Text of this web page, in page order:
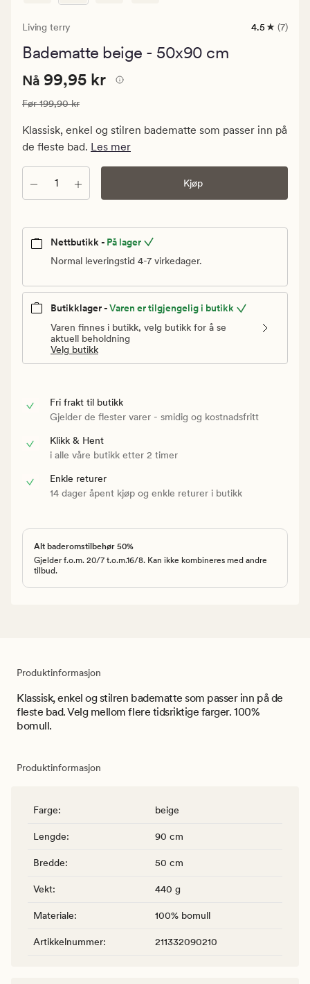
Living terry
7
4.5 (7)
Badematte beige - 50x90 cm
Nåværende
99,95
kr.
Vanlig
Nåværende pris
Nå 99,95 kr
Vanlig pris 199,90 kr
Før199,90 kr
Klassisk, enkel og stilren badematte som passer inn på
de fleste bad. Les mer
Antall Kjøp
Nettbutikk - På lager
Normal leveringstid 4-7 virkedager.
Butikklager -Varen er tilgjengelig i butikk
Varen finnes i butikk, velg butikk for å se
aktuell beholdning
Velg butikk
Fri frakt til butikk
Gjelder de flester varer - smidig og kostnadsfritt
Klikk & Hent
i alle våre butikk etter 2 timer
Enkle returer
14 dager åpent kjøp og enkle returer i butikk
Alt baderomstilbehør 50%
Gjelder f.o.m. 20/7 t.o.m.16/8. Kan ikke kombineres med andre
tilbud.
Produktinformasjon
Klassisk, enkel og stilren badematte som passer inn på de
fleste bad. Velg mellom flere tidsriktige farger. 100%
bomull.
Produktinformasjon
Farge: beige
Lengde: 90 cm
Bredde: 50 cm
Vekt: 440 g
Materiale: 100% bomull
Artikkelnummer: 211332090210